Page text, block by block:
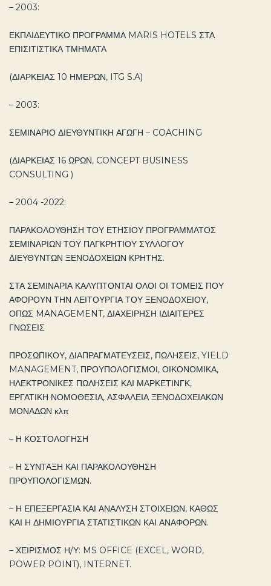
– 2003:
ΕΚΠΑΙΔΕΥΤΙΚΟ ΠΡΟΓΡΑΜΜΑ MARIS HOTELS ΣΤΑ
ΕΠΙΣΙΤΙΣΤΙΚΑ ΤΜΗΜΑΤΑ
(ΔΙΑΡΚΕΙΑΣ 10 ΗΜΕΡΩΝ, ITG S.A)
– 2003:
ΣΕΜΙΝΑΡΙΟ ΔΙΕΥΘΥΝΤΙΚΗ ΑΓΩΓΗ – COACHING
(ΔΙΑΡΚΕΙΑΣ 16 ΩΡΩΝ, CONCEPT BUSINESS
CONSULTING )
– 2004 -2022:
ΠΑΡΑΚΟΛΟΥΘΗΣΗ ΤΟΥ ΕΤΗΣΙΟΥ ΠΡΟΓΡΑΜΜΑΤΟΣ
ΣΕΜΙΝΑΡΙΩΝ ΤΟΥ ΠΑΓΚΡΗΤΙΟΥ ΣΥΛΛΟΓΟΥ
ΔΙΕΥΘΥΝΤΩΝ ΞΕΝΟΔΟΧΕΙΩΝ ΚΡΗΤΗΣ.
ΣΤΑ ΣΕΜΙΝΑΡΙΑ ΚΑΛΥΠΤΟΝΤΑΙ ΟΛΟΙ ΟΙ ΤΟΜΕΙΣ ΠΟΥ
ΑΦΟΡΟΥΝ ΤΗΝ ΛΕΙΤΟΥΡΓΙΑ ΤΟΥ ΞΕΝΟΔΟΧΕΙΟΥ,
ΟΠΩΣ MANAGEMENT, ΔΙΑΧΕΙΡΗΣΗ ΙΔΙΑΙΤΕΡΕΣ
ΓΝΩΣΕΙΣ
ΠΡΟΣΩΠΙΚΟΥ, ΔΙΑΠΡΑΓΜΑΤΕΥΣΕΙΣ, ΠΩΛΗΣΕΙΣ, YIELD
MANAGEMENT, ΠΡΟΥΠΟΛΟΓΙΣΜΟΙ, ΟΙΚΟΝΟΜΙΚΑ,
ΗΛΕΚΤΡΟΝΙΚΕΣ ΠΩΛΗΣΕΙΣ ΚΑΙ ΜΑΡΚΕΤΙΝΓΚ,
ΕΡΓΑΤΙΚΗ ΝΟΜΟΘΕΣΙΑ, ΑΣΦΑΛΕΙΑ ΞΕΝΟΔΟΧΕΙΑΚΩΝ
ΜΟΝΑΔΩΝ κλπ
– Η ΚΟΣΤΟΛΟΓΗΣΗ
– Η ΣΥΝΤΑΞΗ ΚΑΙ ΠΑΡΑΚΟΛΟΥΘΗΣΗ
ΠΡΟΥΠΟΛΟΓΙΣΜΩΝ.
– Η ΕΠΕΞΕΡΓΑΣΙΑ ΚΑΙ ΑΝΑΛΥΣΗ ΣΤΟΙΧΕΙΩΝ, ΚΑΘΩΣ
ΚΑΙ Η ΔΗΜΙΟΥΡΓΙΑ ΣΤΑΤΙΣΤΙΚΩΝ ΚΑΙ ΑΝΑΦΟΡΩΝ.
– ΧΕΙΡΙΣΜΟΣ Η/Υ: MS OFFICE (EXCEL, WORD,
POWER POINT), INTERNET.